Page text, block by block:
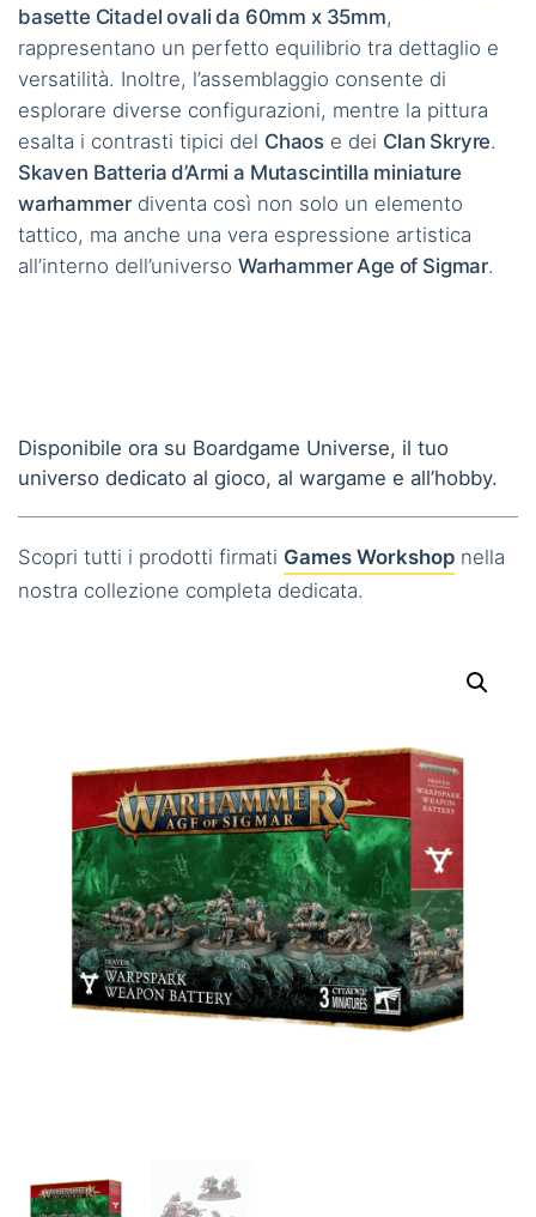
basette Citadel ovali da 60mm x 35mm,
rappresentano un perfetto equilibrio tra dettaglio e
versatilità. Inoltre, l’assemblaggio consente di
esplorare diverse configurazioni, mentre la pittura
esalta i contrasti tipici del Chaos e dei Clan Skryre.
Skaven Batteria d’Armi a Mutascintilla miniature
warhammerdiventa così non solo un elemento
tattico, ma anche una vera espressione artistica
all’interno dell’universo Warhammer Age of Sigmar.
Disponibile ora su Boardgame Universe, il tuo
universo dedicato al gioco, al wargame e all’hobby.
Scopri tutti i prodotti firmati Games Workshop nella
nostra collezione completa dedicata.